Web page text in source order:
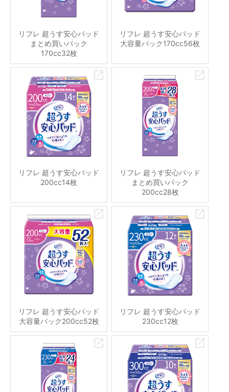
リフレ 超うす安心パッド
まとめ買いパック
170cc32枚
リフレ 超うす安心パッド
大容量パック170cc56枚
リフレ 超うす安心パッド
200cc14枚
リフレ 超うす安心パッド
まとめ買いパック
200cc28枚
リフレ 超うす安心パッド
大容量パック200cc52枚
リフレ 超うす安心パッド
230cc12枚